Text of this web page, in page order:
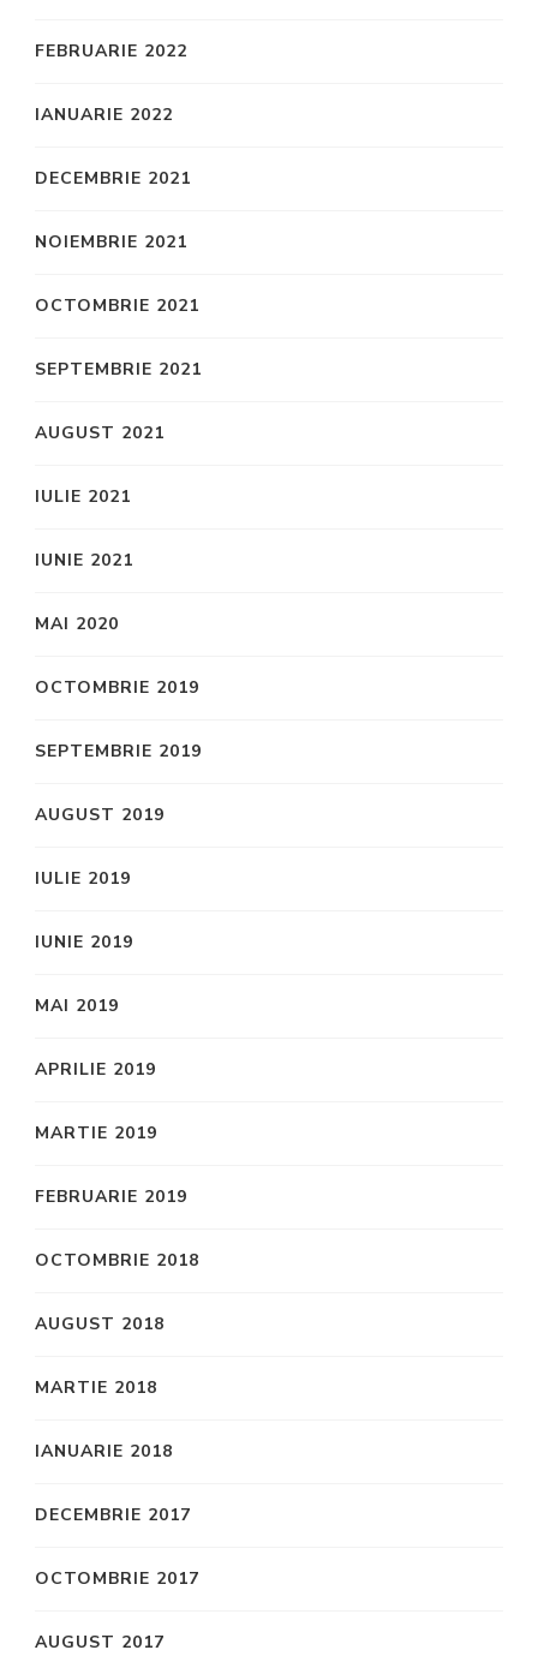
FEBRUARIE 2022
IANUARIE 2022
DECEMBRIE 2021
NOIEMBRIE 2021
OCTOMBRIE 2021
SEPTEMBRIE 2021
AUGUST 2021
IULIE 2021
IUNIE 2021
MAI 2020
OCTOMBRIE 2019
SEPTEMBRIE 2019
AUGUST 2019
IULIE 2019
IUNIE 2019
MAI 2019
APRILIE 2019
MARTIE 2019
FEBRUARIE 2019
OCTOMBRIE 2018
AUGUST 2018
MARTIE 2018
IANUARIE 2018
DECEMBRIE 2017
OCTOMBRIE 2017
AUGUST 2017